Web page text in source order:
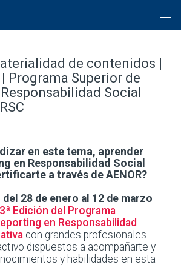
de contenidos |
Programa Superior de
Social
en este tema, aprender
en Responsabilidad Social
a través de AENOR?
del 28 de enero al 12 de marzo
3ª Edición del Programa
en Responsabilidad
con grandes profesionales
dispuestos a acompañarte y
y habilidades en esta